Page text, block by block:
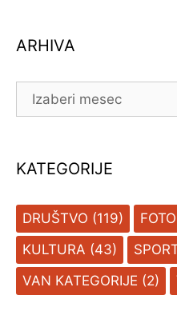
ARHIVA
ARHIVA
KATEGORIJE
DRUŠTVO (119)
KULTURA (43)
VAN KATEGORIJE (2)